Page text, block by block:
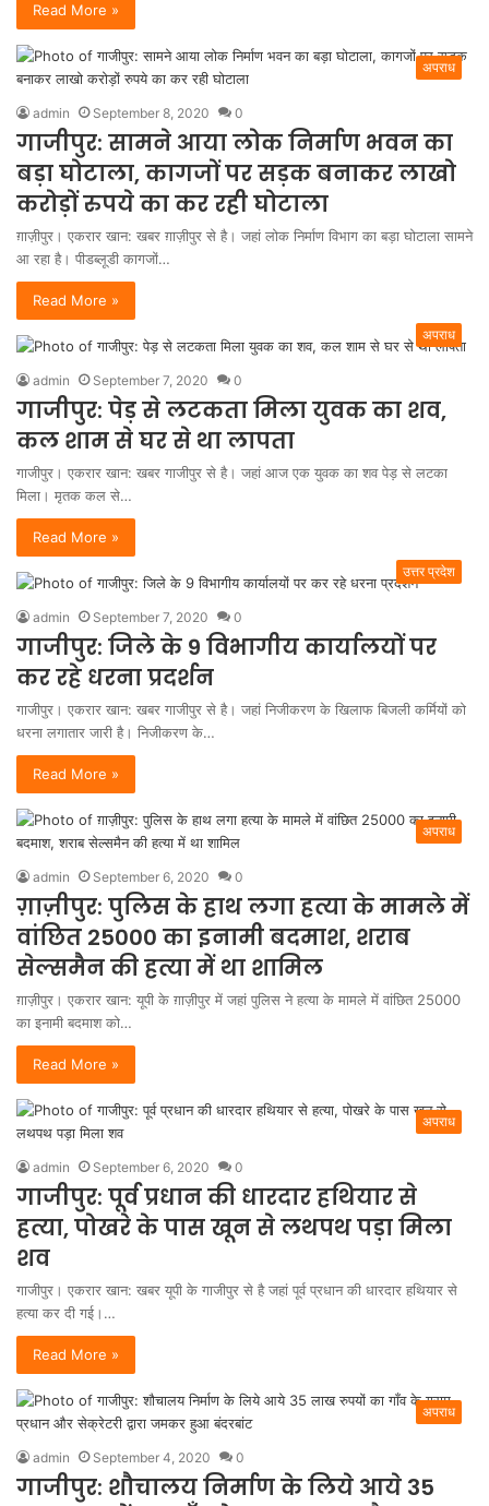
Read More »
अपराध
admin September 8, 2020 0
गाजीपुर: सामने आया लोक निर्माण भवन का
बड़ा घोटाला, कागजों पर सड़क बनाकर लाखो
करोड़ों रुपये का कर रही घोटाला
ग़ाज़ीपुर। एकरार खान: खबर ग़ाज़ीपुर से है। जहां लोक निर्माण विभाग का बड़ा घोटाला सामने
आ रहा है। पीडब्लूडी कागजों…
Read More »
अपराध
admin September 7, 2020 0
गाजीपुर: पेड़ से लटकता मिला युवक का शव,
कल शाम से घर से था लापता
गाजीपुर। एकरार खान: खबर गाजीपुर से है। जहां आज एक युवक का शव पेड़ से लटका
मिला। मृतक कल से…
Read More »
उत्तर प्रदेश
admin September 7, 2020 0
गाजीपुर: जिले के 9 विभागीय कार्यालयों पर
कर रहे धरना प्रदर्शन
गाजीपुर। एकरार खान: खबर गाजीपुर से है। जहां निजीकरण के खिलाफ बिजली कर्मियों को
धरना लगातार जारी है। निजीकरण के…
Read More »
अपराध
admin September 6, 2020 0
ग़ाज़ीपुर: पुलिस के हाथ लगा हत्या के मामले में
वांछित 25000 का इनामी बदमाश, शराब
सेल्समैन की हत्या में था शामिल
ग़ाज़ीपुर। एकरार खान: यूपी के ग़ाज़ीपुर में जहां पुलिस ने हत्या के मामले में वांछित 25000
का इनामी बदमाश को…
Read More »
अपराध
admin September 6, 2020 0
गाजीपुर: पूर्व प्रधान की धारदार हथियार से
हत्या, पोखरे के पास खून से लथपथ पड़ा मिला
शव
गाजीपुर। एकरार खान: खबर यूपी के गाजीपुर से है जहां पूर्व प्रधान की धारदार हथियार से
हत्या कर दी गई।…
Read More »
अपराध
admin September 4, 2020 0
गाजीपुर: शौचालय निर्माण के लिये आये 35